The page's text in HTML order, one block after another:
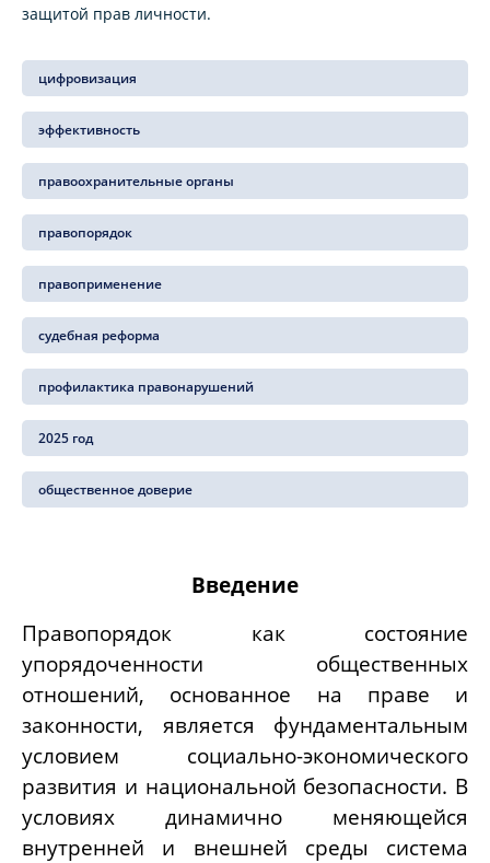
защитой прав личности.
цифровизация
эффективность
правоохранительные органы
правопорядок
правоприменение
судебная реформа
профилактика правонарушений
2025 год
общественное доверие
Введение
Правопорядок как состояние
упорядоченности общественных
отношений, основанное на праве и
законности, является фундаментальным
условием социально-экономического
развития и национальной безопасности. В
условиях динамично меняющейся
внутренней и внешней среды система